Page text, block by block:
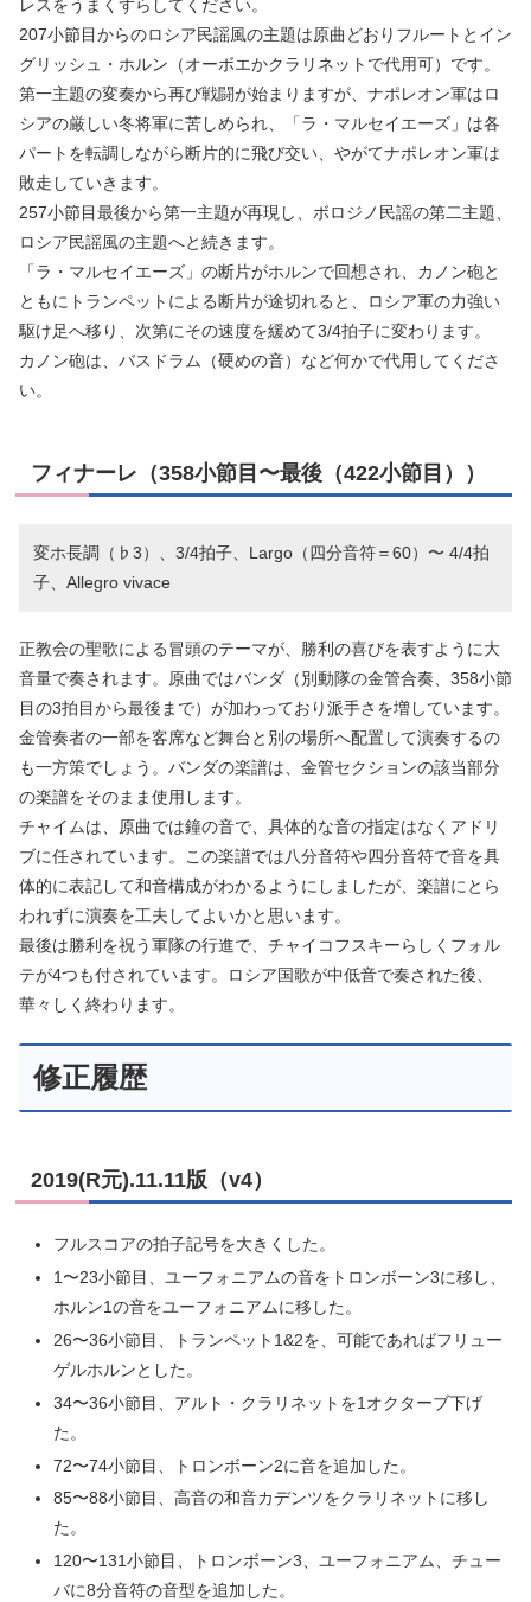
レスをうまくずらしてください。
207小節目からのロシア民謡風の主題は原曲どおりフルートとイン
グリッシュ・ホルン（オーボエかクラリネットで代用可）です。
第一主題の変奏から再び戦闘が始まりますが、ナポレオン軍はロ
シアの厳しい冬将軍に苦しめられ、「ラ・マルセイエーズ」は各
パートを転調しながら断片的に飛び交い、やがてナポレオン軍は
敗走していきます。
257小節目最後から第一主題が再現し、ボロジノ民謡の第二主題、
ロシア民謡風の主題へと続きます。
「ラ・マルセイエーズ」の断片がホルンで回想され、カノン砲と
ともにトランペットによる断片が途切れると、ロシア軍の力強い
駆け足へ移り、次第にその速度を緩めて3/4拍子に変わります。
カノン砲は、バスドラム（硬めの音）など何かで代用してくださ
い。
フィナーレ（358小節目〜最後（422小節目））
変ホ長調（♭3）、3/4拍子、Largo（四分音符＝60）〜 4/4拍
子、Allegro vivace
正教会の聖歌による冒頭のテーマが、勝利の喜びを表すように大
音量で奏されます。原曲ではバンダ（別動隊の金管合奏、358小節
目の3拍目から最後まで）が加わっており派手さを増しています。
金管奏者の一部を客席など舞台と別の場所へ配置して演奏するの
も一方策でしょう。バンダの楽譜は、金管セクションの該当部分
の楽譜をそのまま使用します。
チャイムは、原曲では鐘の音で、具体的な音の指定はなくアドリ
ブに任されています。この楽譜では八分音符や四分音符で音を具
体的に表記して和音構成がわかるようにしましたが、楽譜にとら
われずに演奏を工夫してよいかと思います。
最後は勝利を祝う軍隊の行進で、チャイコフスキーらしくフォル
テが4つも付されています。ロシア国歌が中低音で奏された後、
華々しく終わります。
修正履歴
2019(R元).11.11版（v4）
フルスコアの拍子記号を大きくした。
1〜23小節目、ユーフォニアムの音をトロンボーン3に移し、
ホルン1の音をユーフォニアムに移した。
26〜36小節目、トランペット1&2を、可能であればフリュー
ゲルホルンとした。
34〜36小節目、アルト・クラリネットを1オクターブ下げ
た。
72〜74小節目、トロンボーン2に音を追加した。
85〜88小節目、高音の和音カデンツをクラリネットに移し
た。
120〜131小節目、トロンボーン3、ユーフォニアム、チュー
バに8分音符の音型を追加した。